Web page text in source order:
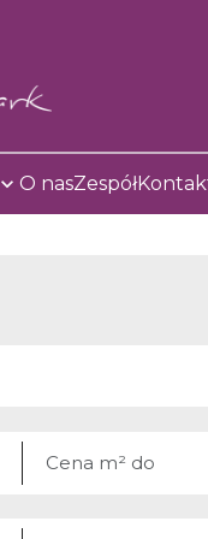
O nasZespół